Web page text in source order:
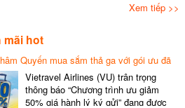
Xem tiếp >>
hot
Quyến mua sắm thả ga với gói ưu đã
gói cước
Vietravel Airlines (VU) trân trọng
thông báo “Chương trình ưu giảm
50% giá hành lý ký gửi” đang được